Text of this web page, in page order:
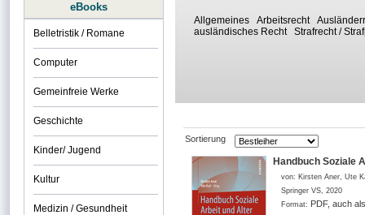
Allgemeines Arbeitsrecht
ausländisches Recht
Strafrecht /
Sortierung
Handbuch Soziale
von: Kirsten Aner, Ute
Springer VS, 2020
Format: PDF, auch
eBooks
Belletristik / Romane
Computer
Gemeinfreie Werke
Geschichte
Kinder/ Jugend
Kultur
Medizin / Gesundheit